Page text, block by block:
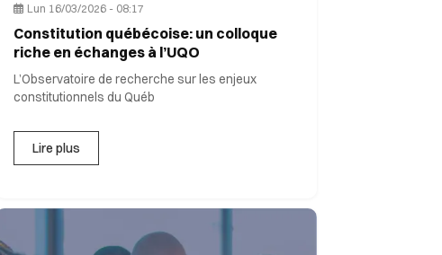
Lun 16/03/2026 - 08:17
Constitution québécoise: un colloque
riche en échanges à l’UQO
L’Observatoire de recherche sur les enjeux
constitutionnels du Québ
Lire plus